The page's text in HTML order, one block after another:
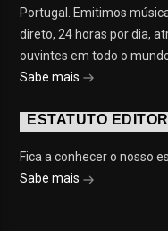
Portugal. Emitimos
direto, 24 horas por dia,
ouvintes em todo o
Sabe mais
ESTATUTO
Fica a conhecer o nosso
Sabe mais